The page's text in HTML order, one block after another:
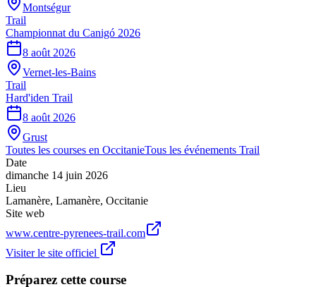
Montségur
Trail
Championnat du Canigó 2026
8 août 2026
Vernet-les-Bains
Trail
Hard'iden Trail
8 août 2026
Grust
Toutes les courses en OccitanieTous les événements Trail
Date
dimanche 14 juin 2026
Lieu
Lamanère, Lamanère, Occitanie
Site web
www.centre-pyrenees-trail.com
Visiter le site officiel
Préparez cette course